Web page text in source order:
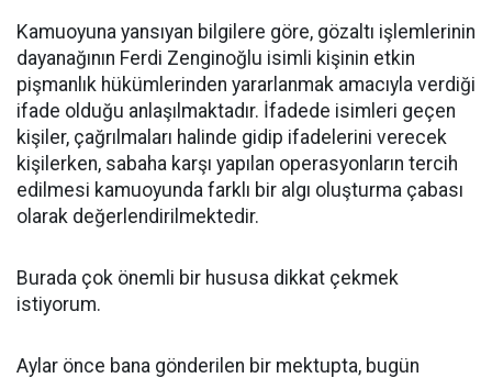
Kamuoyuna yansıyan bilgilere göre, gözaltı işlemlerinin
dayanağının Ferdi Zenginoğlu isimli kişinin etkin
pişmanlık hükümlerinden yararlanmak amacıyla verdiği
ifade olduğu anlaşılmaktadır. İfadede isimleri geçen
kişiler, çağrılmaları halinde gidip ifadelerini verecek
kişilerken, sabaha karşı yapılan operasyonların tercih
edilmesi kamuoyunda farklı bir algı oluşturma çabası
olarak değerlendirilmektedir.
Burada çok önemli bir hususa dikkat çekmek
istiyorum.
Aylar önce bana gönderilen bir mektupta, bugün